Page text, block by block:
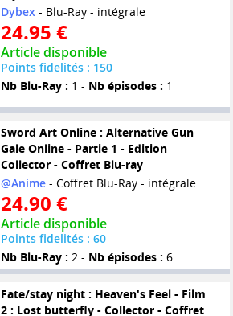
Dybex- Blu-Ray - intégrale
24.95 €
Article disponible
Points fidelités : 150
Nb Blu-Ray : 1 - Nb épisodes : 1
Sword Art Online : Alternative Gun
Gale Online - Partie 1 - Edition
Collector - Coffret Blu-ray
@Anime- Coffret Blu-Ray - intégrale
24.90 €
Article disponible
Points fidelités : 60
Nb Blu-Ray : 2 - Nb épisodes : 6
Fate/stay night : Heaven's Feel - Film
2 : Lost butterfly - Collector - Coffret